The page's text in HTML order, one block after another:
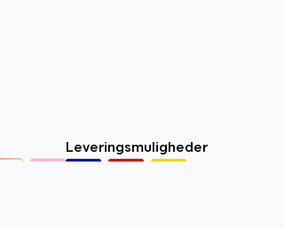
Leveringsmuligheder